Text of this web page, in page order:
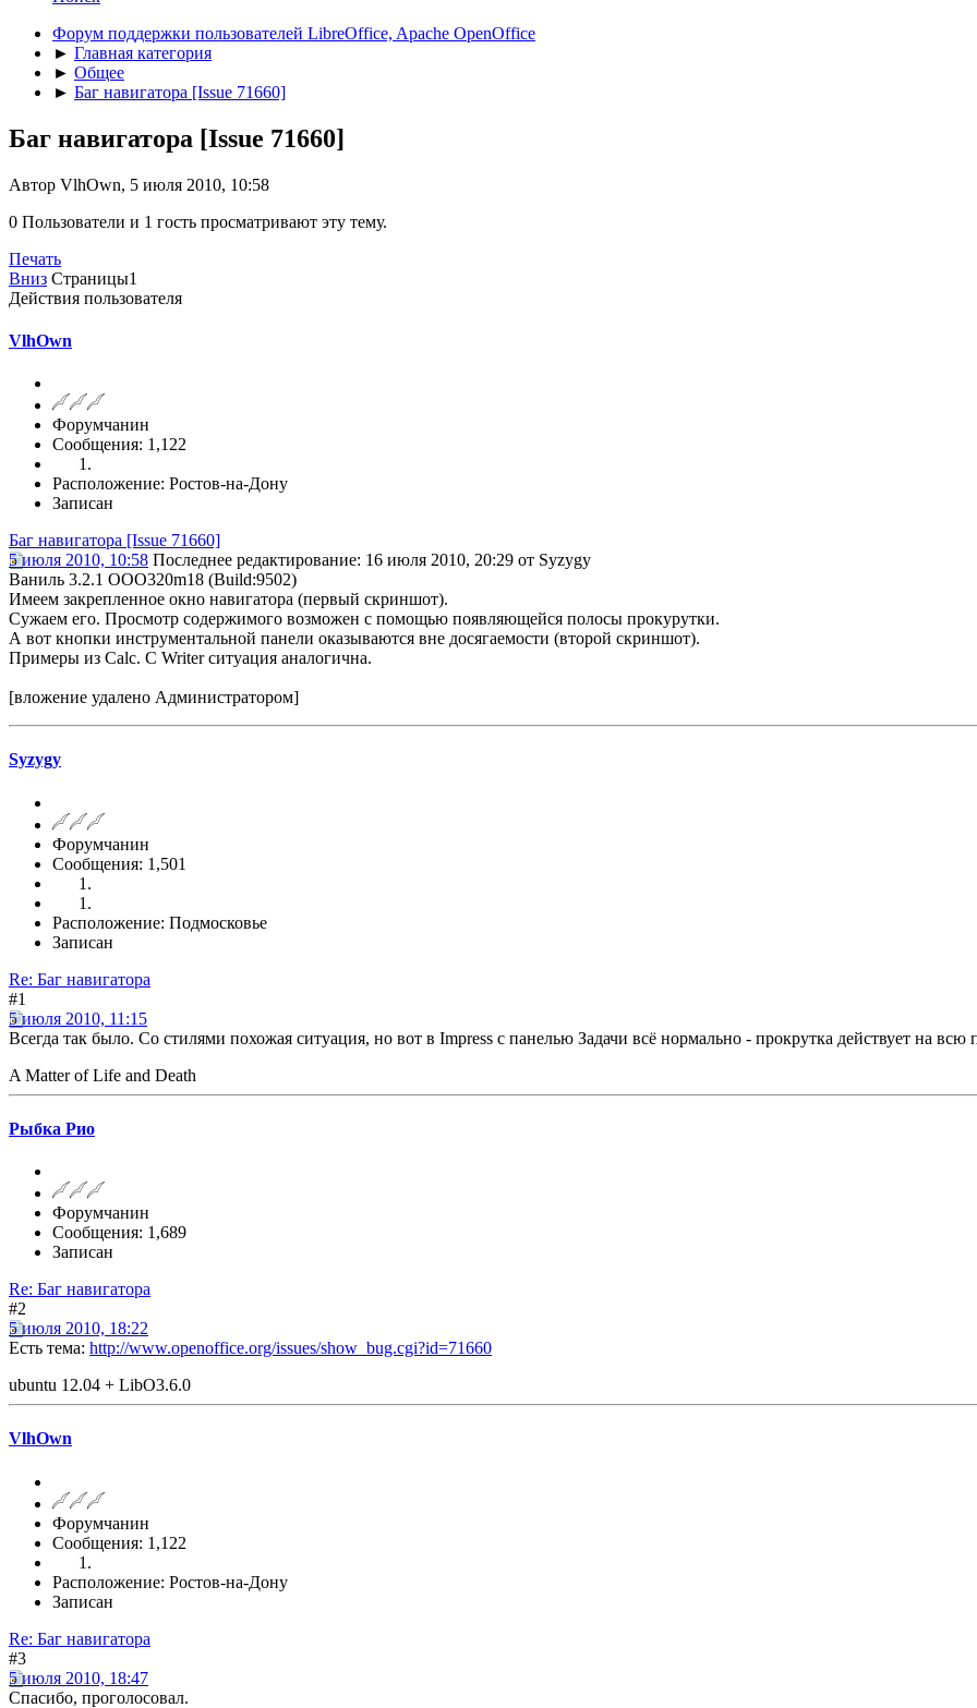
Форум поддержки пользователей LibreOffice, Apache OpenOffice
► Главная категория
► Общее
► Баг навигатора [Issue 71660]
Баг навигатора [Issue 71660]
Автор VlhOwn, 5 июля 2010, 10:58
0 Пользователи и 1 гость просматривают эту тему.
Печать
Вниз Страницы1
Действия пользователя
VlhOwn
Форумчанин
Сообщения: 1,122
Расположение: Ростов-на-Дону
Записан
Баг навигатора [Issue 71660]
5 июля 2010, 10:58 Последнее редактирование: 16 июля 2010, 20:29 от Syzygy
Ваниль 3.2.1 OOO320m18 (Build:9502)
Имеем закрепленное окно навигатора (первый скриншот).
Сужаем его. Просмотр содержимого возможен с помощью появляющейся полосы прокурутки.
А вот кнопки инструментальной панели оказываются вне досягаемости (второй скриншот).
Примеры из Calc. С Writer ситуация аналогична.
[вложение удалено Администратором]
Syzygy
Форумчанин
Сообщения: 1,501
Расположение: Подмосковье
Записан
Re: Баг навигатора
#1
5 июля 2010, 11:15
Всегда так было. Со стилями похожая ситуация, но вот в Impress с панелью Задачи всё нормально - прокрутка действует на всю
A Matter of Life and Death
Рыбка Рио
Форумчанин
Сообщения: 1,689
Записан
Re: Баг навигатора
#2
5 июля 2010, 18:22
Есть тема: http://www.openoffice.org/issues/show_bug.cgi?id=71660
ubuntu 12.04 + LibO3.6.0
VlhOwn
Форумчанин
Сообщения: 1,122
Расположение: Ростов-на-Дону
Записан
Re: Баг навигатора
#3
5 июля 2010, 18:47
Спасибо, проголосовал.